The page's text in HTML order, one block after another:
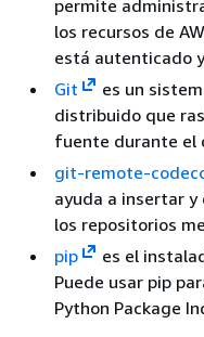
permite
los recursos de
está autenticado
Git
es un
distribuido que
fuente durante el
git-remote-
ayuda a insertar
los repositorios
pip
es el
Puede usar pip
Python Package